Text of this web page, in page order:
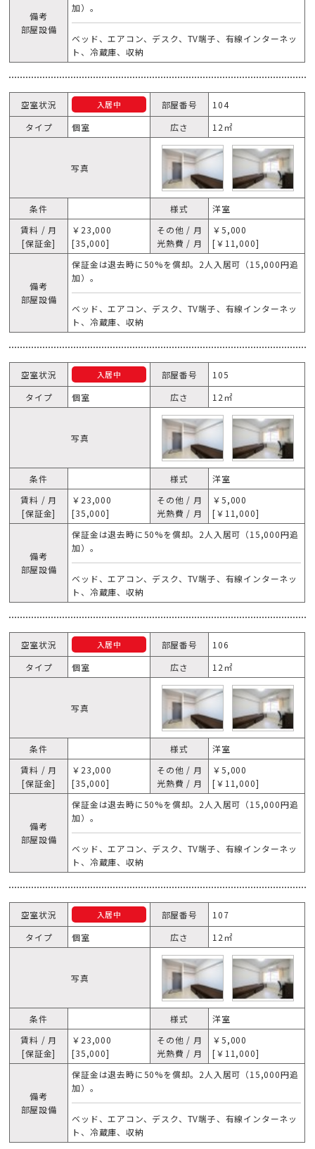
備考
部屋設備
加）。
ベッド、エアコン、デスク、TV端子、有線インターネッ
ト、冷蔵庫、収納
空室状況 入居中 部屋番号
104
タイプ
個室 広さ 12㎡
写真
条件 様式
洋室
賃料 / 月
[保証金]
￥23,000
[35,000]
その他 / 月
光熱費 / 月
￥5,000
[￥11,000]
備考
部屋設備
保証金は退去時に50%を償却。2人入居可（15,000円追
加）。
ベッド、エアコン、デスク、TV端子、有線インターネッ
ト、冷蔵庫、収納
空室状況 入居中 部屋番号
105
タイプ
個室 広さ 12㎡
写真
条件 様式
洋室
賃料 / 月
[保証金]
￥23,000
[35,000]
その他 / 月
光熱費 / 月
￥5,000
[￥11,000]
備考
部屋設備
保証金は退去時に50%を償却。2人入居可（15,000円追
加）。
ベッド、エアコン、デスク、TV端子、有線インターネッ
ト、冷蔵庫、収納
空室状況 入居中 部屋番号
106
タイプ
個室 広さ 12㎡
写真
条件 様式
洋室
賃料 / 月
[保証金]
￥23,000
[35,000]
その他 / 月
光熱費 / 月
￥5,000
[￥11,000]
備考
部屋設備
保証金は退去時に50%を償却。2人入居可（15,000円追
加）。
ベッド、エアコン、デスク、TV端子、有線インターネッ
ト、冷蔵庫、収納
空室状況 入居中 部屋番号
107
タイプ
個室 広さ 12㎡
写真
条件 様式
洋室
賃料 / 月
[保証金]
￥23,000
[35,000]
その他 / 月
光熱費 / 月
￥5,000
[￥11,000]
備考
部屋設備
保証金は退去時に50%を償却。2人入居可（15,000円追
加）。
ベッド、エアコン、デスク、TV端子、有線インターネッ
ト、冷蔵庫、収納